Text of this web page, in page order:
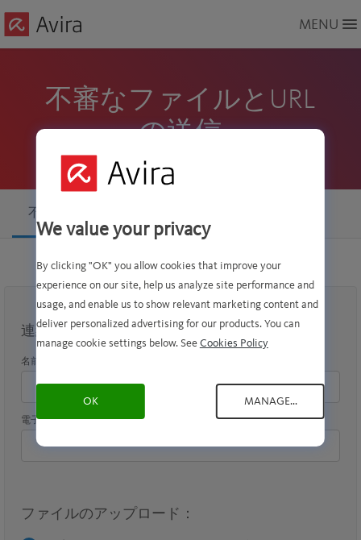
to
Main
MENU
不審なファイルとURL
の送信
不審なファイルの送信
連絡先詳細
名前
電子メール*
ファイルのアップロード：
We value your privacy
By clicking "OK" you allow cookies that improve your
experience on our site, help us analyze site performance and
usage, and enable us to show relevant marketing content and
deliver personalized advertising for our products. You can
manage cookie settings below. See Cookies Policy
OK MANAGE...